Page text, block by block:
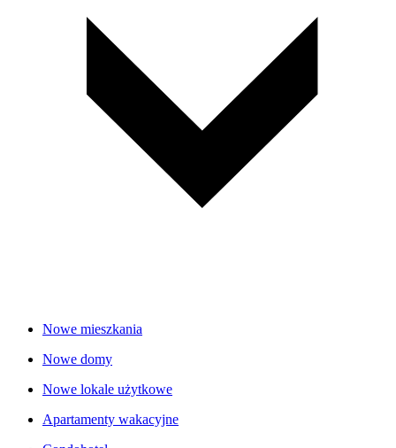
Nowe mieszkania
Nowe domy
Nowe lokale użytkowe
Apartamenty wakacyjne